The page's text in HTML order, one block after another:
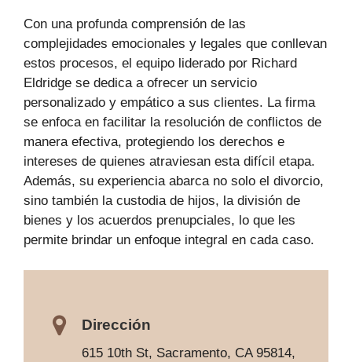
Con una profunda comprensión de las
complejidades emocionales y legales que conllevan
estos procesos, el equipo liderado por Richard
Eldridge se dedica a ofrecer un servicio
personalizado y empático a sus clientes. La firma
se enfoca en facilitar la resolución de conflictos de
manera efectiva, protegiendo los derechos e
intereses de quienes atraviesan esta difícil etapa.
Además, su experiencia abarca no solo el divorcio,
sino también la custodia de hijos, la división de
bienes y los acuerdos prenupciales, lo que les
permite brindar un enfoque integral en cada caso.
Dirección
615 10th St, Sacramento, CA 95814,